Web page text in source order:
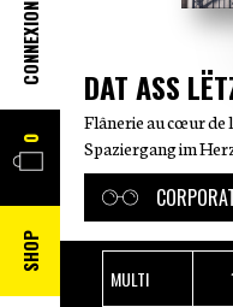
CONNEXION
PANIER
0
SHOP
DAT ASS
Flânerie au cœur de
Spaziergang im